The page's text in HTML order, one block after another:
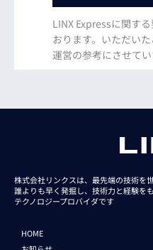
LINX Expressに関す
おります。いただい
運営の参考にさせてい
株式会社リンクスは、最先端の技術を
誰よりも早く発掘し、技術力と経験を
テクノロジープロバイダです
HOME